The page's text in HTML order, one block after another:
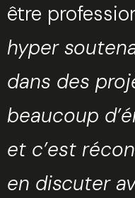
être
hyper
dans des
beaucoup
et c’est
en discuter